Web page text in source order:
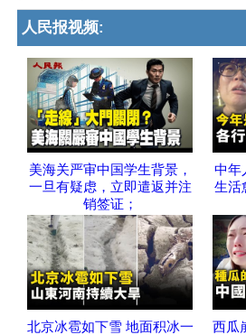
人民报视频:
美海关严审中国学生背景，
一旦有疑虑，立即遣返并注
销签证；
中年
生活
北京冰雹如下雪 地面积冰一
西瓜